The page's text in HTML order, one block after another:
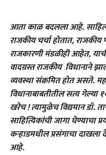
आता काळ बदलला आहे.
राजकीय चर्चा होतात, राजकीय
राजकारणी मंडळीही आहेत,
वादग्रस्त राजकीय विधानाने
व्यवस्था संक्रमित होत असते.
विधानाबाबतीतील सत्य गेल्या
खरेच ! त्यामुळेच विद्यमान डॉ.
साहित्यिकांची जागा घेण्याचा
कर्‍हाडमधील प्रसंगाचा
आहे.